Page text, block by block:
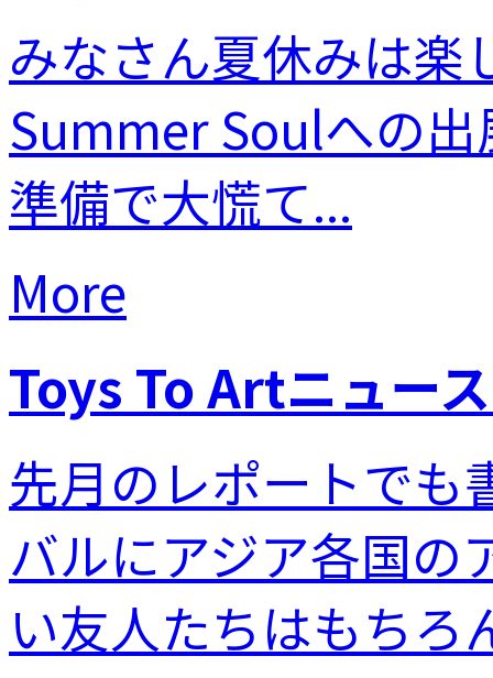
みなさん夏休みは楽
Summer Soulへの出
準備で大慌て...
More
Toys To Artニュー
先月のレポートでも
バルにアジア各国の
い友人たちはもちろ